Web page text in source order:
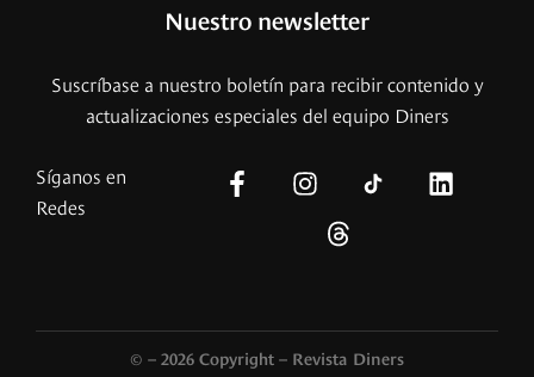
Nuestro newsletter
Suscríbase a nuestro boletín para recibir contenido y
actualizaciones especiales del equipo Diners
Síganos en
Redes
© – 2026 Copyright – Revista Diners